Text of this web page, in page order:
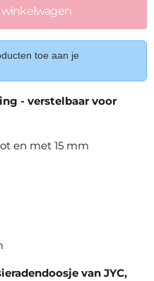
winkelwagen
toe aan je
- verstelbaar voor
en met 15 mm
van JYC,